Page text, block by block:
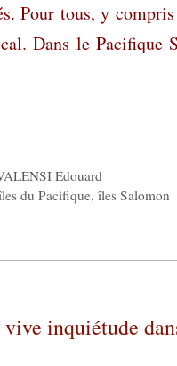
Pour tous, y
Dans le
Edouard
du Pacifique,îles Salomon
inquiétude